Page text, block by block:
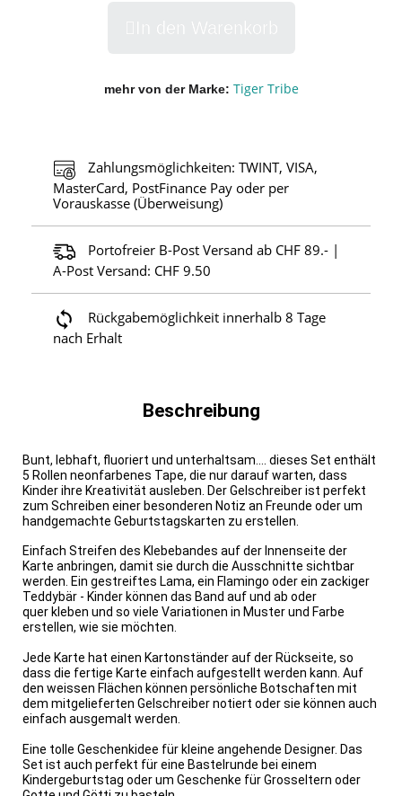
mehr von der Marke Tiger Tribe
Zahlungsmöglichkeiten: TWINT, VISA,
MasterCard, PostFinance Pay oder per
Vorauskasse (Überweisung)
Portofreier B-Post Versand ab CHF 89.- |
A-Post Versand: CHF 9.50
Rückgabemöglichkeit innerhalb 8 Tage
nach Erhalt
Beschreibung
Bunt, lebhaft, fluoriert und unterhaltsam.... dieses Set enthält
5 Rollen neonfarbenes Tape, die nur darauf warten, dass
Kinder ihre Kreativität ausleben. Der Gelschreiber ist perfekt
zum Schreiben einer besonderen Notiz an Freunde oder um
handgemachte Geburtstagskarten zu erstellen.
Einfach Streifen des Klebebandes auf der Innenseite der
Karte anbringen, damit sie durch die Ausschnitte sichtbar
werden. Ein gestreiftes Lama, ein Flamingo oder ein zackiger
Teddybär - Kinder können das Band auf und ab oder
quer kleben und so viele Variationen in Muster und Farbe
erstellen, wie sie möchten.
Jede Karte hat einen Kartonständer auf der Rückseite, so
dass die fertige Karte einfach aufgestellt werden kann. Auf
den weissen Flächen können persönliche Botschaften mit
dem mitgelieferten Gelschreiber notiert oder sie können auch
einfach ausgemalt werden.
Eine tolle Geschenkidee für kleine angehende Designer. Das
Set ist auch perfekt für eine Bastelrunde bei einem
Kindergeburtstag oder um Geschenke für Grosseltern oder